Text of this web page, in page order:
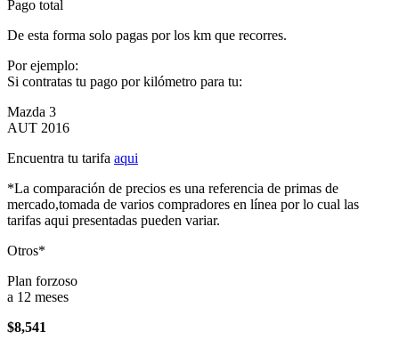
Pago total
De esta forma solo pagas por los km que recorres.
Por ejemplo:
Si contratas tu pago por kilómetro para tu:
Mazda 3
AUT 2016
Encuentra tu tarifa aqui
*La comparación de precios es una referencia de primas de
mercado,tomada de varios compradores en línea por lo cual las
tarifas aqui presentadas pueden variar.
Otros*
Plan forzoso
a 12 meses
$8,541